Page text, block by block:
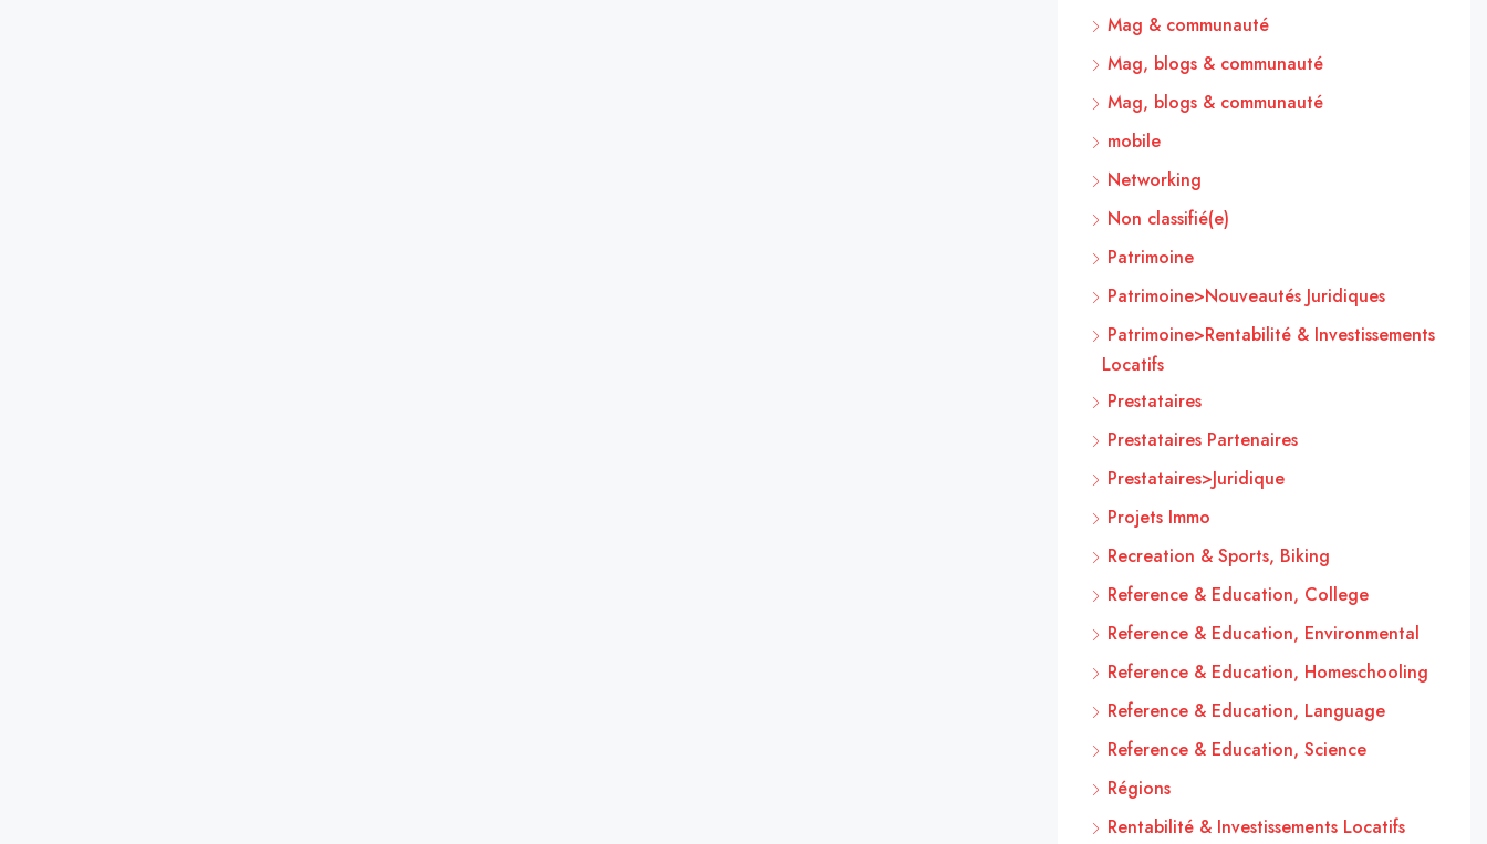
Mag & communauté
Mag, blogs & communauté
Mag, blogs & communauté
mobile
Networking
Non classifié(e)
Patrimoine
Patrimoine>Nouveautés Juridiques
Patrimoine>Rentabilité & Investissements
Locatifs
Prestataires
Prestataires Partenaires
Prestataires>Juridique
Projets Immo
Recreation & Sports, Biking
Reference & Education, College
Reference & Education, Environmental
Reference & Education, Homeschooling
Reference & Education, Language
Reference & Education, Science
Régions
Rentabilité & Investissements Locatifs